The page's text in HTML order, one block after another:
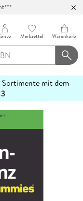
Merkzettel Warenkorb
mit dem